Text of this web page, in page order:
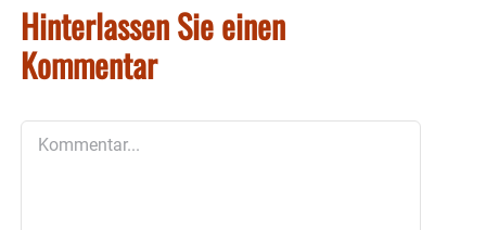
Hinterlassen Sie einen
Kommentar